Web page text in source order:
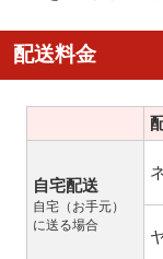
配送料金
自宅配送
自宅（お手元）
に送る場合